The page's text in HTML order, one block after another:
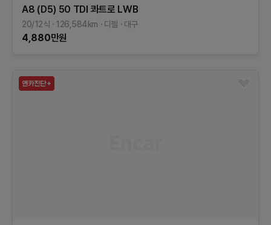
A8 (D5) 50 TDI 콰트로 LWB
20/12식 126,584km 디젤 대구
4,880만원